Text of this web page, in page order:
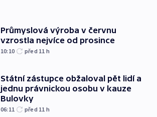
Průmyslová výroba v červnu
vzrostla nejvíce od prosince
10:10 před 11 h
Státní zástupce obžaloval pět lidí a
jednu právnickou osobu v kauze
Bulovky
06:11 před 11 h